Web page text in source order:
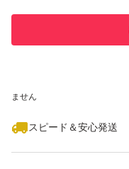
ません
スピード＆安心発送